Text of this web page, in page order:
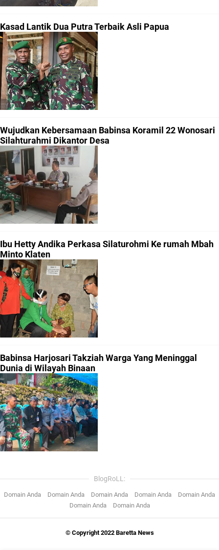
Kasad Lantik Dua Putra Terbaik Asli Papua
Wujudkan Kebersamaan Babinsa Koramil 22 Wonosari
Silahturahmi Dikantor Desa
Ibu Hetty Andika Perkasa Silaturohmi Ke rumah Mbah
Minto Klaten
Babinsa Harjosari Takziah Warga Yang Meninggal
Dunia di Wilayah Binaan
BlogRoLL:
Domain Anda Domain Anda Domain Anda Domain Anda
Domain Anda
Domain Anda
Domain Anda
© Copyright 2022 Baretta News